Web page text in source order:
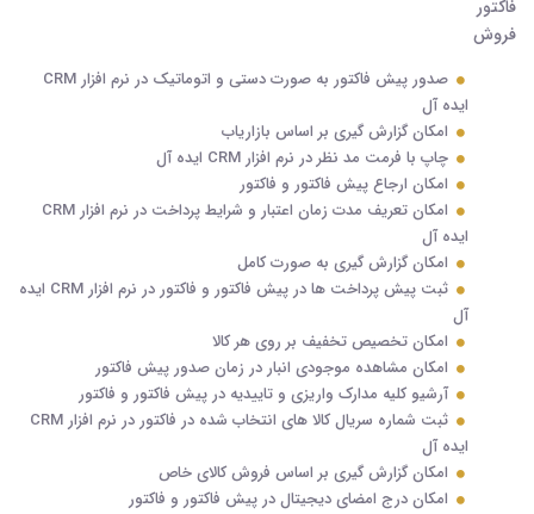
صدور پیش فاکتور به صورت دستی و اتوماتیک در نرم افزار CRM
ایده آل
امکان گزارش گیری بر اساس بازاریاب
چاپ با فرمت مد نظر در نرم افزار CRM ایده آل
امکان ارجاع پیش فاکتور و فاکتور
امکان تعریف مدت زمان اعتبار و شرایط پرداخت در نرم افزار CRM
ایده آل
امکان گزارش گیری به صورت کامل
ثبت پیش پرداخت ها در پیش فاکتور و فاکتور در نرم افزار CRM ایده
آل
امکان تخصیص تخفیف بر روی هر کالا
امکان مشاهده موجودی انبار در زمان صدور پیش فاکتور
آرشیو کلیه مدارک واریزی و تاییدیه در پیش فاکتور و فاکتور
ثبت شماره سریال کالا های انتخاب شده در فاکتور در نرم افزار CRM
ایده آل
امکان گزارش گیری بر اساس فروش کالای خاص
امکان درج امضای دیجیتال در پیش فاکتور و فاکتور